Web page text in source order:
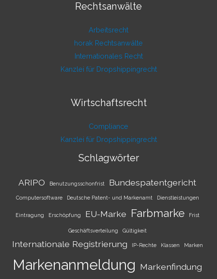
Rechtsanwälte
Arbeitsrecht
horak Rechtsanwälte
Internationales Recht
Kanzlei für Dropshippingrecht
Wirtschaftsrecht
Compliance
Kanzlei für Dropshippingrecht
Schlagwörter
ARIPO Benutzungsschonfrist Bundespatentgericht
Computersoftware Deutsche Patent- und Markenamt Dienstleistungen
Eintragung Erschöpfung EU-Marke Farbmarke Frist
Geschäftsverteilung Gültigkeit
Internationale Registrierung IP-Rechte Klassen Marken
Markenanmeldung Markenfindung